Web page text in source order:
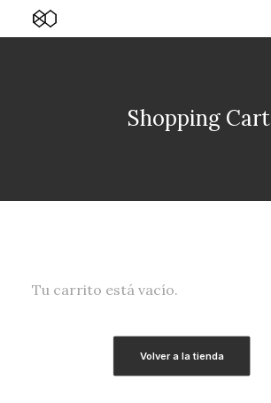
Shopping Cart
Tu carrito está vacío.
Volver a la tienda